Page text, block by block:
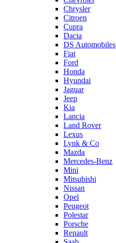
Chrysler
Citroen
Cupra
Dacia
DS Automobiles
Fiat
Ford
Honda
Hyundai
Jaguar
Jeep
Kia
Lancia
Land Rover
Lexus
Lynk & Co
Mazda
Mercedes-Benz
Mini
Mitsubishi
Nissan
Opel
Peugeot
Polestar
Porsche
Renault